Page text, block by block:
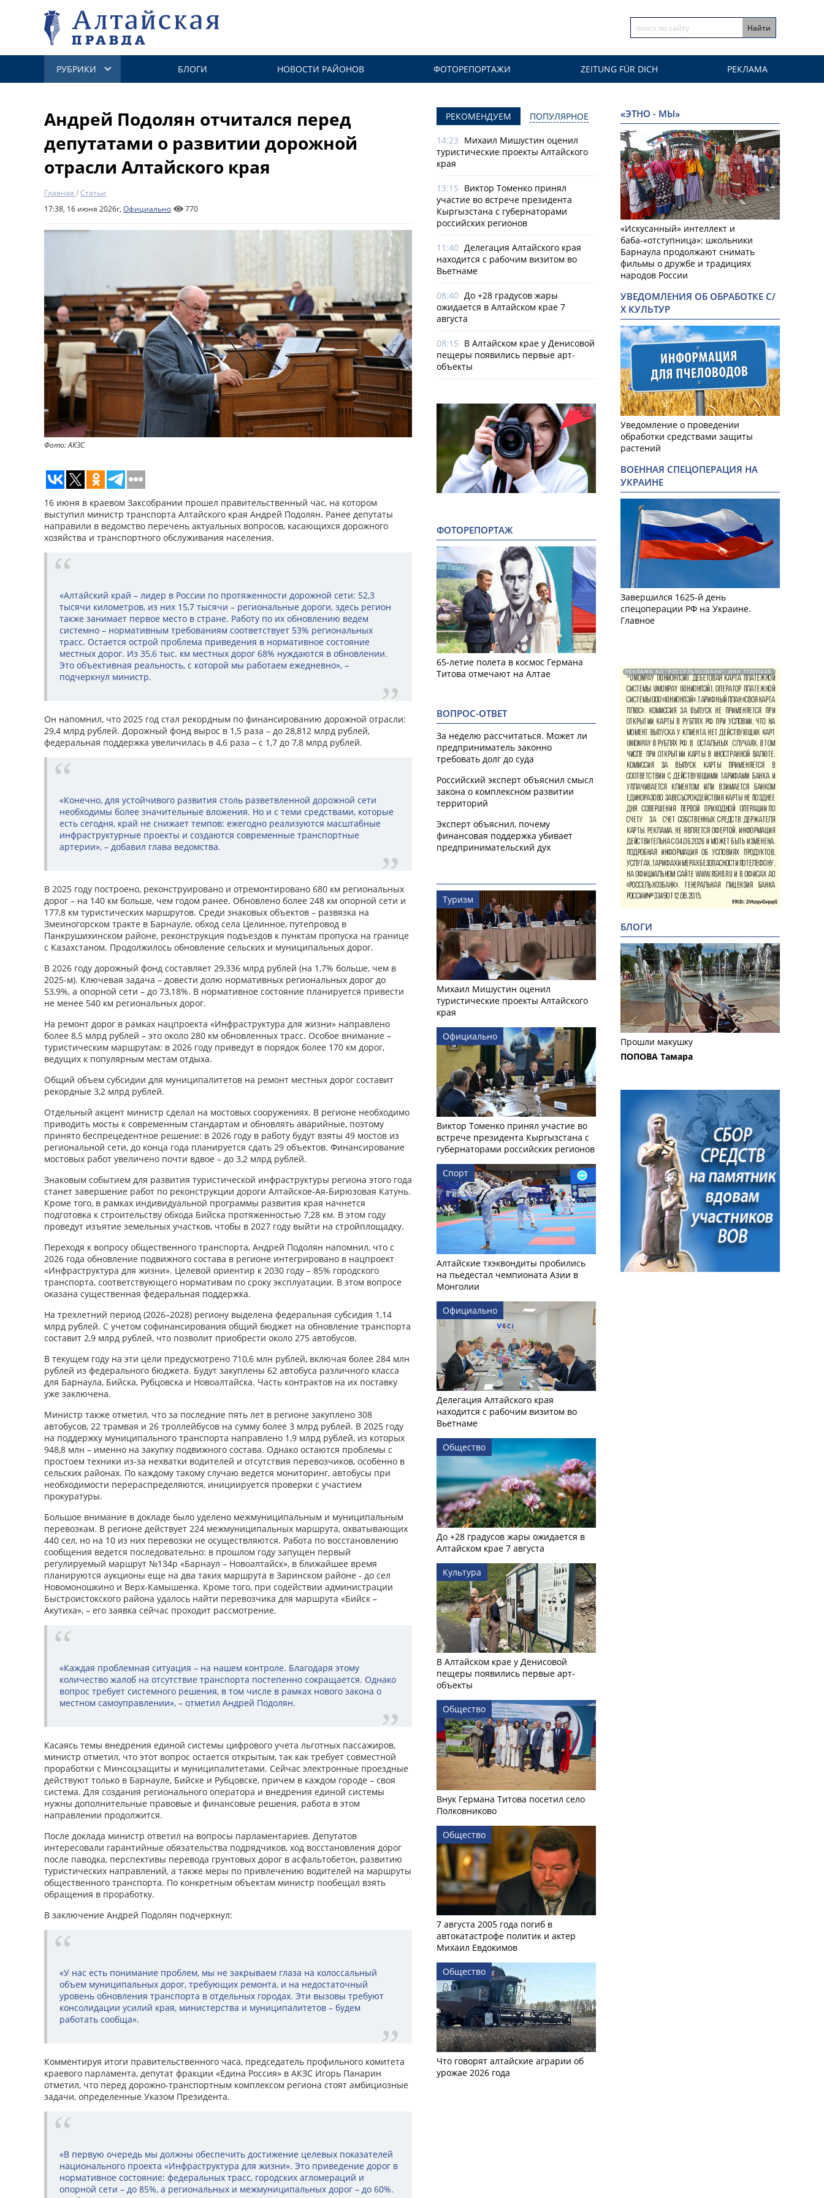
РУБРИКИ БЛОГИ НОВОСТИ РАЙОНОВ ФОТОРЕПОРТАЖИ ZEITUNG FÜR DICH РЕКЛАМА
Андрей Подолян отчитался перед
депутатами о развитии дорожной
отрасли Алтайского края
Главная /Статьи
17:38, 16 июня 2026г, Официально 770
Фото: АКЗС
16 июня в краевом Заксобрании прошел правительственный час, на котором
выступил министр транспорта Алтайского края Андрей Подолян. Ранее депутаты
направили в ведомство перечень актуальных вопросов, касающихся дорожного
хозяйства и транспортного обслуживания населения.
«Алтайский край – лидер в России по протяженности дорожной сети: 52,3
тысячи километров, из них 15,7 тысячи – региональные дороги, здесь регион
также занимает первое место в стране. Работу по их обновлению ведем
системно – нормативным требованиям соответствует 53% региональных
трасс. Остается острой проблема приведения в нормативное состояние
местных дорог. Из 35,6 тыс. км местных дорог 68% нуждаются в обновлении.
Это объективная реальность, с которой мы работаем ежедневно», –
подчеркнул министр.
Он напомнил, что 2025 год стал рекордным по финансированию дорожной отрасли:
29,4 млрд рублей. Дорожный фонд вырос в 1,5 раза – до 28,812 млрд рублей,
федеральная поддержка увеличилась в 4,6 раза – с 1,7 до 7,8 млрд рублей.
«Конечно, для устойчивого развития столь разветвленной дорожной сети
необходимы более значительные вложения. Но и с теми средствами, которые
есть сегодня, край не снижает темпов: ежегодно реализуются масштабные
инфраструктурные проекты и создаются современные транспортные
артерии», – добавил глава ведомства.
В 2025 году построено, реконструировано и отремонтировано 680 км региональных
дорог – на 140 км больше, чем годом ранее. Обновлено более 248 км опорной сети и
177,8 км туристических маршрутов. Среди знаковых объектов – развязка на
Змеиногорском тракте в Барнауле, обход села Целинное, путепровод в
Панкрушихинском районе, реконструкция подъездов к пунктам пропуска на границе
с Казахстаном. Продолжилось обновление сельских и муниципальных дорог.
В 2026 году дорожный фонд составляет 29,336 млрд рублей (на 1,7% больше, чем в
2025-м). Ключевая задача – довести долю нормативных региональных дорог до
53,9%, а опорной сети – до 73,18%. В нормативное состояние планируется привести
не менее 540 км региональных дорог.
На ремонт дорог в рамках нацпроекта «Инфраструктура для жизни» направлено
более 8,5 млрд рублей – это около 280 км обновленных трасс. Особое внимание –
туристическим маршрутам: в 2026 году приведут в порядок более 170 км дорог,
ведущих к популярным местам отдыха.
Общий объем субсидии для муниципалитетов на ремонт местных дорог составит
рекордные 3,2 млрд рублей.
Отдельный акцент министр сделал на мостовых сооружениях. В регионе необходимо
приводить мосты к современным стандартам и обновлять аварийные, поэтому
принято беспрецедентное решение: в 2026 году в работу будут взяты 49 мостов из
региональной сети, до конца года планируется сдать 29 объектов. Финансирование
мостовых работ увеличено почти вдвое – до 3,2 млрд рублей.
Знаковым событием для развития туристической инфраструктуры региона этого года
станет завершение работ по реконструкции дороги Алтайское-Ая-Бирюзовая Катунь.
Кроме того, в рамках индивидуальной программы развития края начнется
подготовка к строительству обхода Бийска протяженностью 7,28 км. В этом году
проведут изъятие земельных участков, чтобы в 2027 году выйти на стройплощадку.
Переходя к вопросу общественного транспорта, Андрей Подолян напомнил, что с
2026 года обновление подвижного состава в регионе интегрировано в нацпроект
«Инфраструктура для жизни». Целевой ориентир к 2030 году – 85% городского
транспорта, соответствующего нормативам по сроку эксплуатации. В этом вопросе
оказана существенная федеральная поддержка.
На трехлетний период (2026–2028) региону выделена федеральная субсидия 1,14
млрд рублей. С учетом софинансирования общий бюджет на обновление транспорта
составит 2,9 млрд рублей, что позволит приобрести около 275 автобусов.
В текущем году на эти цели предусмотрено 710,6 млн рублей, включая более 284 млн
рублей из федерального бюджета. Будут закуплены 62 автобуса различного класса
для Барнаула, Бийска, Рубцовска и Новоалтайска. Часть контрактов на их поставку
уже заключена.
Министр также отметил, что за последние пять лет в регионе закуплено 308
автобусов, 22 трамвая и 26 троллейбусов на сумму более 3 млрд рублей. В 2025 году
на поддержку муниципального транспорта направлено 1,9 млрд рублей, из которых
948,8 млн – именно на закупку подвижного состава. Однако остаются проблемы с
простоем техники из-за нехватки водителей и отсутствия перевозчиков, особенно в
сельских районах. По каждому такому случаю ведется мониторинг, автобусы при
необходимости перераспределяются, инициируется проверки с участием
прокуратуры.
Большое внимание в докладе было уделено межмуниципальным и муниципальным
перевозкам. В регионе действует 224 межмуниципальных маршрута, охватывающих
440 сел, но на 10 из них перевозки не осуществляются. Работа по восстановлению
сообщения ведется последовательно: в прошлом году запущен первый
регулируемый маршрут №134р «Барнаул – Новоалтайск», в ближайшее время
планируются аукционы еще на два таких маршрута в Заринском районе - до сел
Новомоношкино и Верх-Камышенка. Кроме того, при содействии администрации
Быстроистокского района удалось найти перевозчика для маршрута «Бийск –
Акутиха», – его заявка сейчас проходит рассмотрение.
«Каждая проблемная ситуация – на нашем контроле. Благодаря этому
количество жалоб на отсутствие транспорта постепенно сокращается. Однако
вопрос требует системного решения, в том числе в рамках нового закона о
местном самоуправлении», – отметил Андрей Подолян.
Касаясь темы внедрения единой системы цифрового учета льготных пассажиров,
министр отметил, что этот вопрос остается открытым, так как требует совместной
проработки с Минсоцзащиты и муниципалитетами. Сейчас электронные проездные
действуют только в Барнауле, Бийске и Рубцовске, причем в каждом городе – своя
система. Для создания регионального оператора и внедрения единой системы
нужны дополнительные правовые и финансовые решения, работа в этом
направлении продолжится.
После доклада министр ответил на вопросы парламентариев. Депутатов
интересовали гарантийные обязательства подрядчиков, ход восстановления дорог
после паводка, перспективы перевода грунтовых дорог в асфальтобетон, развитию
туристических направлений, а также меры по привлечению водителей на маршруты
общественного транспорта. По конкретным объектам министр пообещал взять
обращения в проработку.
В заключение Андрей Подолян подчеркнул:
«У нас есть понимание проблем, мы не закрываем глаза на колоссальный
объем муниципальных дорог, требующих ремонта, и на недостаточный
уровень обновления транспорта в отдельных городах. Эти вызовы требуют
консолидации усилий края, министерства и муниципалитетов – будем
работать сообща».
Комментируя итоги правительственного часа, председатель профильного комитета
краевого парламента, депутат фракции «Едина Россия» в АКЗС Игорь Панарин
отметил, что перед дорожно-транспортным комплексом региона стоят амбициозные
задачи, определенные Указом Президента.
«В первую очередь мы должны обеспечить достижение целевых показателей
национального проекта «Инфраструктура для жизни». Это приведение дорог в
нормативное состояние: федеральных трасс, городских агломераций и
опорной сети – до 85%, а региональных и межмуниципальных дорог – до 60%.
РЕКОМЕНДУЕМ ПОПУЛЯРНОЕ
14:23 Михаил Мишустин оценил
туристические проекты Алтайского
края
13:15 Виктор Томенко принял
участие во встрече президента
Кыргызстана с губернаторами
российских регионов
11:40 Делегация Алтайского края
находится с рабочим визитом во
Вьетнаме
08:40 До +28 градусов жары
ожидается в Алтайском крае 7
августа
08:15 В Алтайском крае у Денисовой
пещеры появились первые арт-
объекты
ФОТОРЕПОРТАЖ
65-летие полета в космос Германа
Титова отмечают на Алтае
ВОПРОС-ОТВЕТ
За неделю рассчитаться. Может ли
предприниматель законно
требовать долг до суда
Российский эксперт объяснил смысл
закона о комплексном развитии
территорий
Эксперт объяснил, почему
финансовая поддержка убивает
предпринимательский дух
Туризм
Михаил Мишустин оценил
туристические проекты Алтайского
края
Официально
Виктор Томенко принял участие во
встрече президента Кыргызстана с
губернаторами российских регионов
Спорт
Алтайские тхэквондиты пробились
на пьедестал чемпионата Азии в
Монголии
Официально
Делегация Алтайского края
находится с рабочим визитом во
Вьетнаме
Общество
До +28 градусов жары ожидается в
Алтайском крае 7 августа
Культура
В Алтайском крае у Денисовой
пещеры появились первые арт-
объекты
Общество
Внук Германа Титова посетил село
Полковниково
Общество
7 августа 2005 года погиб в
автокатастрофе политик и актер
Михаил Евдокимов
Общество
Что говорят алтайские аграрии об
урожае 2026 года
«ЭТНО - МЫ»
«Искусанный» интеллект и
баба-«отступница»: школьники
Барнаула продолжают снимать
фильмы о дружбе и традициях
народов России
УВЕДОМЛЕНИЯ ОБ ОБРАБОТКЕ С/
Х КУЛЬТУР
Уведомление о проведении
обработки средствами защиты
растений
ВОЕННАЯ СПЕЦОПЕРАЦИЯ НА
УКРАИНЕ
Завершился 1625-й день
спецоперации РФ на Украине.
Главное
РЕКЛАМА АО "РОССЕЛЬХОЗБАНК". ИНН 772511448.
БЛОГИ
Прошли макушку
ПОПОВА Тамара